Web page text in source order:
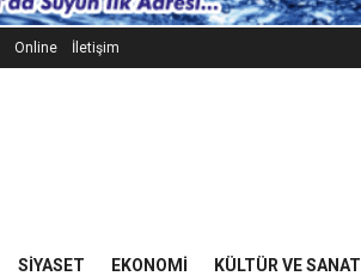
Online İletişim
SIYASET EKONOMI KÜLTÜR VE SANAT